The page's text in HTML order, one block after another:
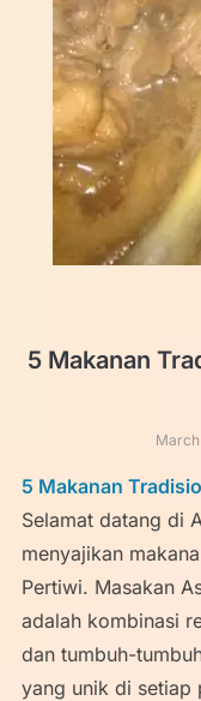
5 Makanan
5 Makanan
Selamat datang di
menyajikan
Pertiwi. Masakan
adalah kombinasi
dan tumbuh-
yang unik di setiap